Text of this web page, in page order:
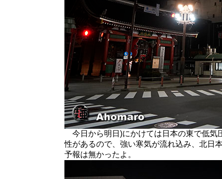
今日から明日)にかけては日本の東で低気
性があるので、強い寒気が流れ込み、北日
予報は無かったよ。